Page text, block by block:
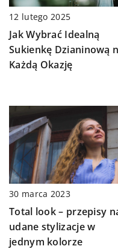
12 lutego 2025
Jak Wybrać Idealną
Sukienkę Dzianinową
Każdą Okazję
30 marca 2023
Total look – przepisy
udane stylizacje w
jednym kolorze